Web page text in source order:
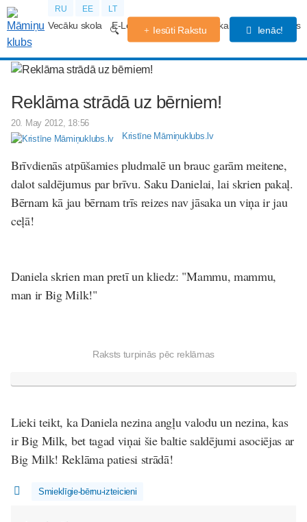
RU EE LT
Vecāku skola E-Lekcijas Grūtniecības kalendārs Forums
Iesūti Rakstu Ienāc!
Reklāma strādā uz bērniem!
20. May 2012, 18:56
Kristīne Māmiņuklubs.lv
Brīvdienās atpūšamies pludmalē un brauc garām meitene,
dalot saldējumus par brīvu. Saku Danielai, lai skrien pakaļ.
Bērnam kā jau bērnam trīs reizes nav jāsaka un viņa ir jau
ceļā!
Daniela skrien man pretī un kliedz: "Mammu, mammu,
man ir Big Milk!"
Raksts turpinās pēc reklāmas
Lieki teikt, ka Daniela nezina angļu valodu un nezina, kas
ir Big Milk, bet tagad viņai šie baltie saldējumi asociējas ar
Big Milk! Reklāma patiesi strādā!
Smieklīgie-bērnu-izteicieni